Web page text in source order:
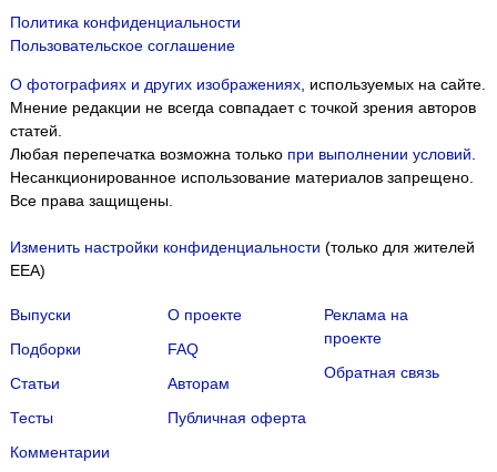
Политика конфиденциальности
Пользовательское соглашение
О фотографиях и других изображениях, используемых на сайте.
Мнение редакции не всегда совпадает с точкой зрения авторов
статей.
Любая перепечатка возможна только при выполнении условий
Несанкционированное использование материалов запрещено.
Все права защищены.
Изменить настройки конфиденциальности (только для жителей
EEA)
Выпуски
Подборки
Статьи
Тесты
Комментарии
О проекте
FAQ
Авторам
Публичная оферта
Реклама на
проекте
Обратная связь